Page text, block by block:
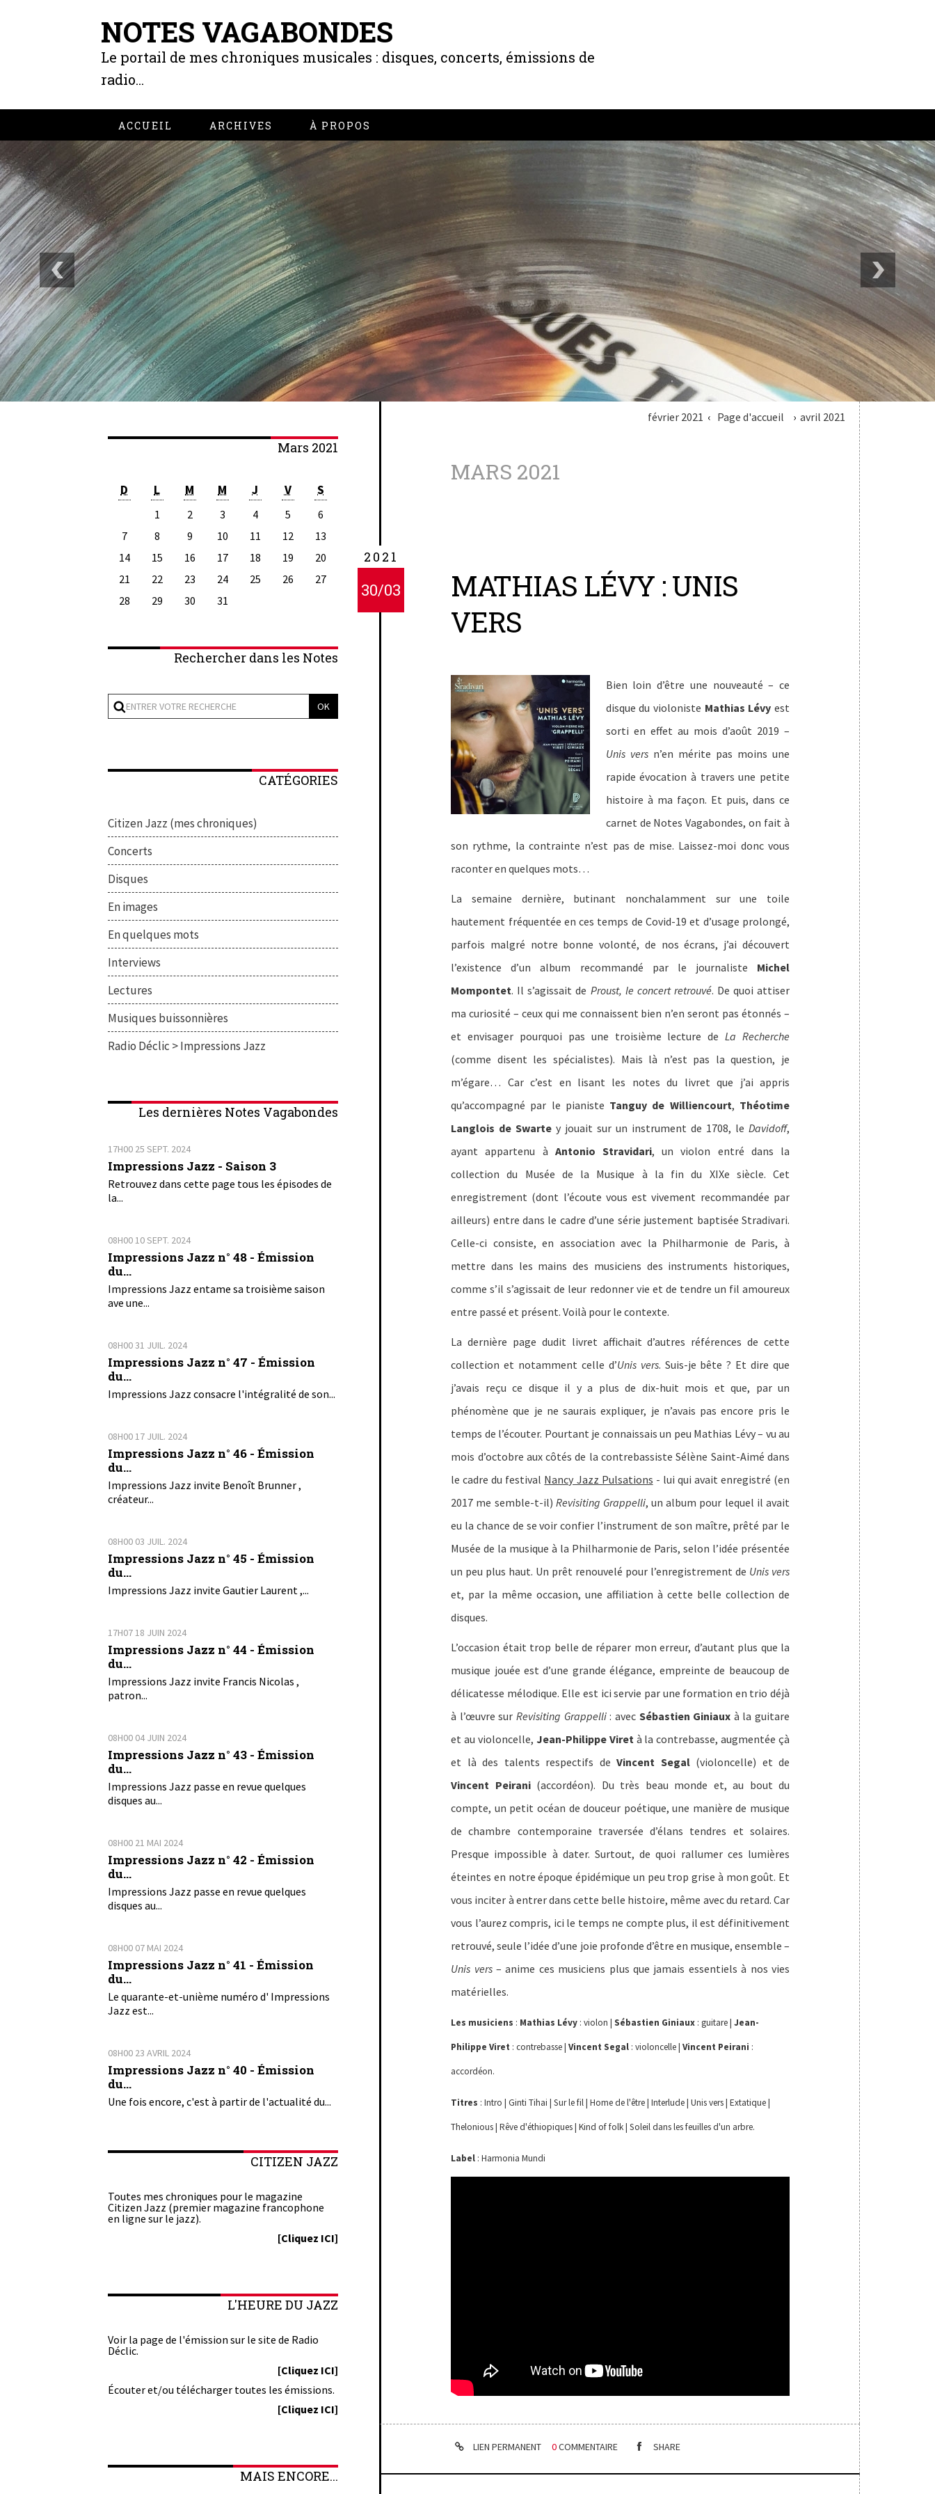
NOTES VAGABONDES
Le portail de mes chroniques musicales : disques, concerts, émissions de
radio...
ACCUEIL ARCHIVES À PROPOS
Mars 2021
D L M M J V S
1 2 3 4 5
6
7
8 9 10 11 12
13
14
15 16 17 18 19
20
21
22 23 24 25 26
27
28
29 30 31
Rechercher dans les Notes
CATÉGORIES
Citizen Jazz (mes chroniques)
Concerts
Disques
En images
En quelques mots
Interviews
Lectures
Musiques buissonnières
Radio Déclic > Impressions Jazz
Les dernières Notes Vagabondes
17H00 25 SEPT. 2024
Impressions Jazz - Saison 3
Retrouvez dans cette page tous les épisodes de
la...
08H00 10SEPT. 2024
Impressions Jazz n° 48 - Émission
du...
Impressions Jazz entame sa troisième saison
ave une...
08H0031 JUIL. 2024
Impressions Jazz n° 47 - Émission
du...
Impressions Jazz consacre l'intégralité de son...
08H00 17 JUIL. 2024
Impressions Jazz n° 46 - Émission
du...
Impressions Jazz invite Benoît Brunner ,
créateur...
08H00 03 JUIL. 2024
Impressions Jazz n° 45 - Émission
du...
Impressions Jazz invite Gautier Laurent ,...
17H07 18 JUIN 2024
Impressions Jazz n° 44 - Émission
du...
Impressions Jazz invite Francis Nicolas ,
patron...
08H00 04 JUIN 2024
Impressions Jazz n° 43 - Émission
du...
Impressions Jazz passe en revue quelques
disques au...
08H00 21 MAI 2024
Impressions Jazz n° 42 - Émission
du...
Impressions Jazz passe en revue quelques
disques au...
08H00 07 MAI 2024
Impressions Jazz n° 41 - Émission
du...
Le quarante-et-unième numéro d' Impressions
Jazz est...
08H00 23 AVRIL 2024
Impressions Jazz n° 40 - Émission
du...
Une fois encore, c'est à partir de l'actualité du...
CITIZEN JAZZ
Toutes mes chroniques pour le magazine
Citizen Jazz (premier magazine francophone
en ligne sur le jazz).
[Cliquez ICI]
L'HEURE DU JAZZ
Voir la page de l'émission sur le site de Radio
Déclic.
[Cliquez ICI]
Écouter et/ou télécharger toutes les émissions.
[Cliquez ICI]
MAIS ENCORE...
février 2021 Page d'accueil avril 2021
MARS 2021
2021
30/03
MATHIAS LÉVY : UNIS
VERS
Bien loin d’être une nouveauté – ce
disque du violoniste Mathias Lévy est
sorti en effet au mois d’août 2019 –
Unis versn’en mérite pas moins une
rapide évocation à travers une petite
histoire à ma façon. Et puis, dans ce
carnet de Notes Vagabondes, on fait à
son rythme, la contrainte n’est pas de mise. Laissez-moi donc vous
raconter en quelques mots…
La semaine dernière, butinant nonchalamment sur une toile
hautement fréquentée en ces temps de Covid-19 et d’usage prolongé,
parfois malgré notre bonne volonté, de nos écrans, j’ai découvert
l’existence d’un album recommandé par le journaliste Michel
Mompontet. Il s’agissait de Proust, le concert retrouvé. De quoi attiser
ma curiosité – ceux qui me connaissent bien n’en seront pas étonnés –
et envisager pourquoi pas une troisième lecture deLa Recherche
(comme disent les spécialistes). Mais là n’est pas la question, je
m’égare… Car c’est en lisant les notes du livret que j’ai appris
qu’accompagné par le pianiste Tanguy de Williencourt, Théotime
Langlois de Swarte y jouait sur un instrument de 1708, le Davidoff,
ayant appartenu à Antonio Stravidari, un violon entré dans la
collection du Musée de la Musique à la fin du XIXe siècle. Cet
enregistrement (dont l’écoute vous est vivement recommandée par
ailleurs) entre dans le cadre d’une série justement baptisée Stradivari.
Celle-ci consiste, en association avec la Philharmonie de Paris, à
mettre dans les mains des musiciens des instruments historiques,
comme s’il s’agissait de leur redonner vie et de tendre un fil amoureux
entre passé et présent. Voilà pour le contexte.
La dernière page dudit livret affichait d’autres références de cette
collection et notamment celle d’Unis vers. Suis-je bête ? Et dire que
j’avais reçu ce disque il y a plus de dix-huit mois et que, par un
phénomène que je ne saurais expliquer, je n’avais pas encore pris le
temps de l’écouter. Pourtant je connaissais un peu Mathias Lévy – vu au
mois d’octobre aux côtés de la contrebassiste Sélène Saint-Aimé dans
le cadre du festival Nancy Jazz Pulsations - lui qui avait enregistré (en
2017 me semble-t-il) Revisiting Grappelli, un album pour lequel il avait
eu la chance de se voir confier l’instrument de son maître, prêté par le
Musée de la musique à la Philharmonie de Paris, selon l’idée présentée
un peu plus haut. Un prêt renouvelé pour l’enregistrement de Unis vers
et, par la même occasion, une affiliation à cette belle collection de
disques.
L’occasion était trop belle de réparer mon erreur, d’autant plus que la
musique jouée est d’une grande élégance, empreinte de beaucoup de
délicatesse mélodique. Elle est ici servie par une formation en trio déjà
à l’œuvre surRevisiting Grappelli: avec Sébastien Giniaux à la guitare
et au violoncelle, Jean-Philippe Viretà la contrebasse, augmentée çà
et là des talents respectifs deVincent Segal(violoncelle) et de
Vincent Peirani(accordéon). Du très beau monde et, au bout du
compte, un petit océan de douceur poétique, une manière de musique
de chambre contemporaine traversée d’élans tendres et solaires.
Presque impossible à dater. Surtout, de quoi rallumer ces lumières
éteintes en notre époque épidémique un peu trop grise à mon goût. Et
vous inciter à entrer dans cette belle histoire, même avec du retard. Car
vous l’aurez compris, ici le temps ne compte plus, il est définitivement
retrouvé, seule l’idée d’une joie profonde d’être en musique, ensemble –
Unis vers– anime ces musiciens plus que jamais essentiels à nos vies
matérielles.
Les musiciens : Mathias Lévy : violon | Sébastien Giniaux : guitare |Jean-
Philippe Viret : contrebasse |Vincent Segal : violoncelle |Vincent Peirani :
accordéon.
Titres : Intro | Ginti Tihai | Sur le fil | Home de l'être | Interlude | Unis vers | Extatique |
Thelonious | Rêve d'éthiopiques | Kind of folk | Soleil dans les feuilles d'un arbre.
Label : Harmonia Mundi
LIEN PERMANENT 0COMMENTAIRE SHARE